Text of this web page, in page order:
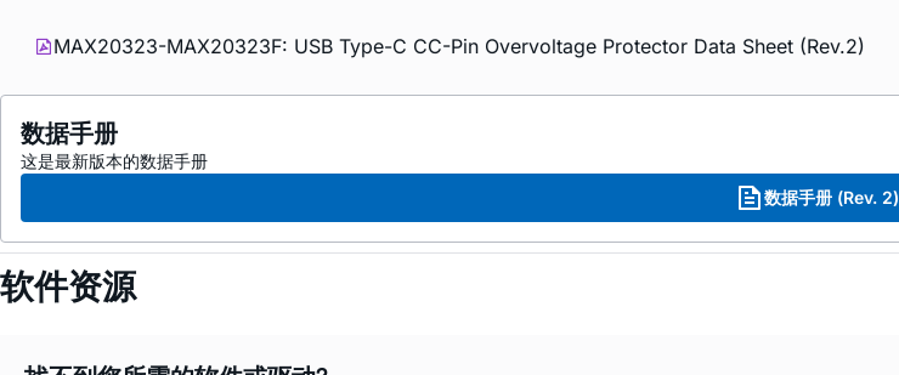
MAX20323-MAX20323F: USB Type-C CC-Pin Overvoltage Protector Data Sheet (Rev.2)
数据手册
这是最新版本的数据手册
数据手册 (Rev. 2)
软件资源